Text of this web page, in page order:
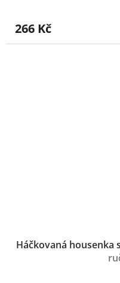
266 Kč
Háčkovaná housenka